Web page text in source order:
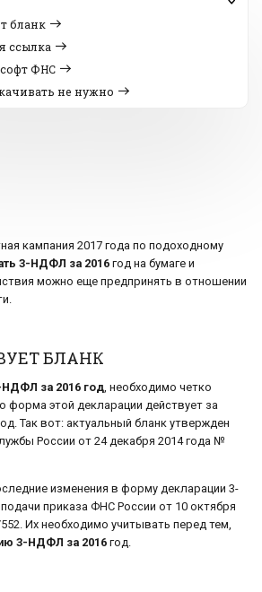
бланк
ссылка
ФНС
не нужно
кампания 2017 года по подоходному
3-НДФЛ за 2016 год на бумаге и
можно еще предпринять в отношении
БЛАНК
НДФЛ за 2016 год, необходимо четко
форма этой декларации действует за
Так вот: актуальный бланк утвержден
России от 24 декабря 2014 года №
изменения в форму декларации 3-
приказа ФНС России от 10 октября
Их необходимо учитывать перед тем,
3-НДФЛ за 2016 год.